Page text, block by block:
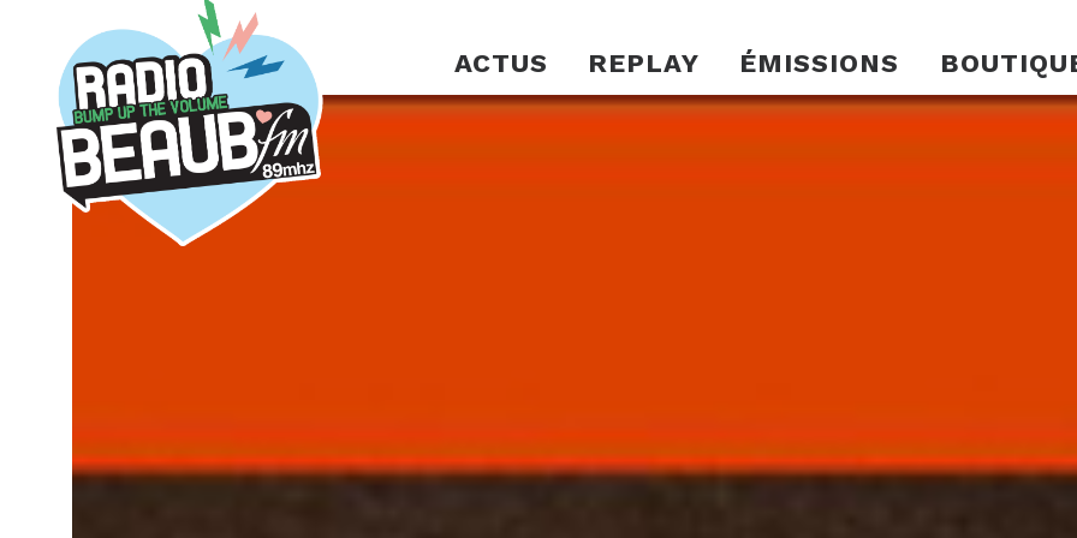
Panneau de gestion des cookies
ACTUS REPLAY ÉMISSIONS